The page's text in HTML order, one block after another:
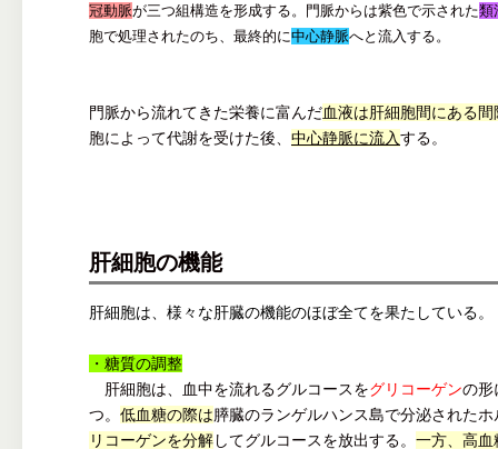
冠動脈が三つ組構造を形成する。門脈からは紫色で示された類
胞で処理されたのち、最終的に中心静脈へと流入する。
門脈から流れてきた栄養に富んだ血液は肝細胞間にある間
胞によって代謝を受けた後、 中心静脈に流入する。
肝細胞の機能
肝細胞は、様々な肝臓の機能のほぼ全てを果たしている。
・糖質の調整
肝細胞は、血中を流れるグルコースをグリコーゲンの形
つ。 低血糖の際は膵臓のランゲルハンス島で分泌されたホ
リコーゲンを分解してグルコースを放出する。 一方、高血